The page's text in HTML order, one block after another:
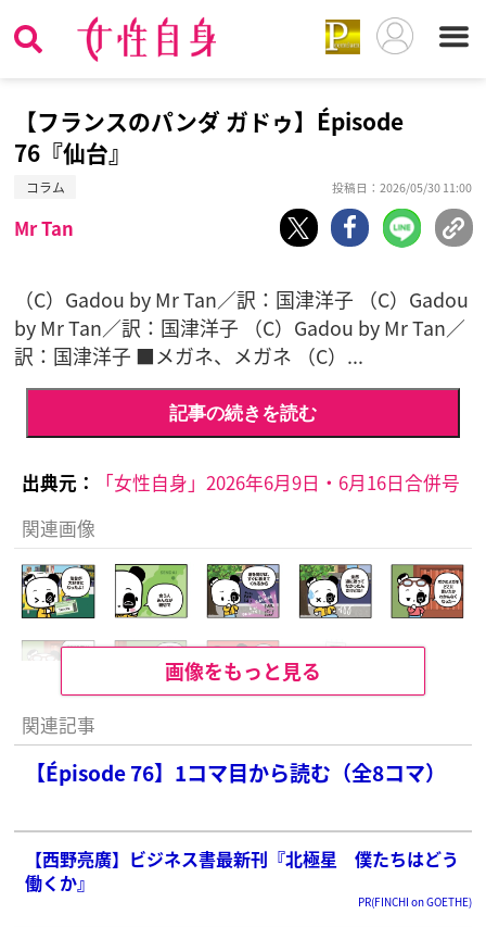
【フランスのパンダ ガドゥ】Épisode
76『仙台』
コラム 投稿日：2026/05/30 11:00
Mr Tan
（C）Gadou by Mr Tan／訳：国津洋子 （C）Gadou
by Mr Tan／訳：国津洋子 （C）Gadou by Mr Tan／
訳：国津洋子 ■メガネ、メガネ （C）...
記事の続きを読む
出典元：
「女性自身」2026年6月9日・6月16日合併号
関連画像
画像をもっと見る
関連記事
【Épisode 76】1コマ目から読む（全8コマ）
【西野亮廣】ビジネス書最新刊『北極星 僕たちはどう
働くか』
PR(FINCHI on GOETHE)